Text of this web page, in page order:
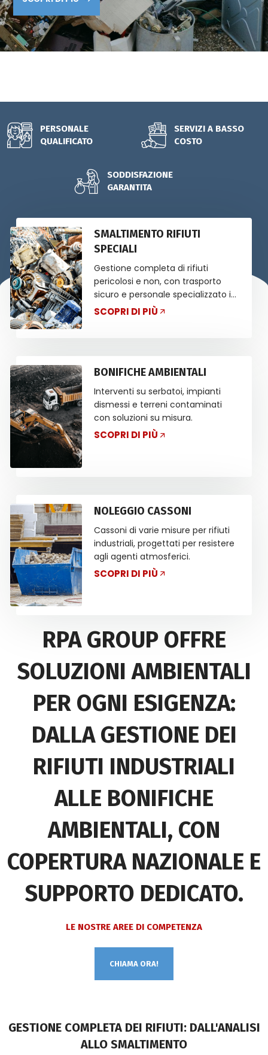
INIZIALE, SIA PER RIFIUTI SOLIDI CHE LIQUIDI.
CONTATTACI ORA!
PERSONALE
QUALIFICATO
SERVIZI A BASSO
COSTO
SODDISFAZIONE
GARANTITA
SMALTIMENTO RIFIUTI
SPECIALI
Gestione completa di rifiuti
pericolosi e non, con trasporto
sicuro e personale specializzato in
ADR.
SCOPRI DI PIÙ
BONIFICHE AMBIENTALI
Interventi su serbatoi, impianti
dismessi e terreni contaminati
con soluzioni su misura.
SCOPRI DI PIÙ
NOLEGGIO CASSONI
Cassoni di varie misure per rifiuti
industriali, progettati per resistere
agli agenti atmosferici.
SCOPRI DI PIÙ
RPA GROUP OFFRE
SOLUZIONI AMBIENTALI
PER OGNI ESIGENZA:
DALLA GESTIONE DEI
RIFIUTI INDUSTRIALI
ALLE BONIFICHE
AMBIENTALI, CON
COPERTURA NAZIONALE E
SUPPORTO DEDICATO.
LE NOSTRE AREE DI COMPETENZA
CHIAMA ORA!
GESTIONE COMPLETA DEI RIFIUTI: DALL'ANALISI
ALLO SMALTIMENTO